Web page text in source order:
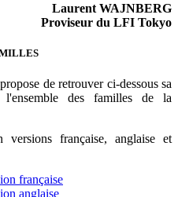
Laurent WAJNBERG
Proviseur du LFI Tokyo
de retrouver ci-dessous sa
des familles de la
française, anglaise et
française
anglaise